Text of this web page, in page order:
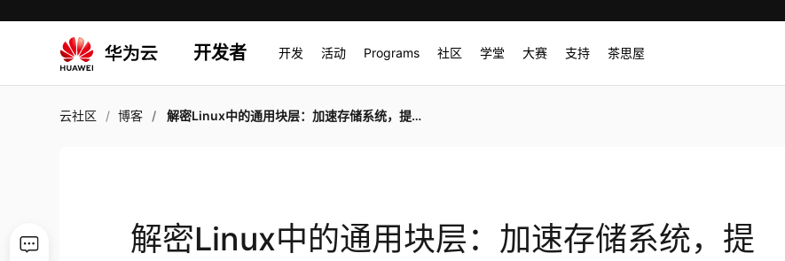
开发者 开发 活动 Programs 社区 学堂 大赛 支持 茶思屋
云社区 博客 解密Linux中的通用块层：加速存储系统，提升系统性能
解密Linux中的通用块层：加速存储系统，提